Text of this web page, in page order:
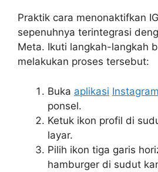
Praktik cara menonaktifkan
sepenuhnya terintegrasi
Meta. Ikuti langkah-langkah
melakukan proses tersebut:
Buka aplikasi Instagram
ponsel.
Ketuk ikon profil di
layar.
Pilih ikon tiga garis
hamburger di sudut